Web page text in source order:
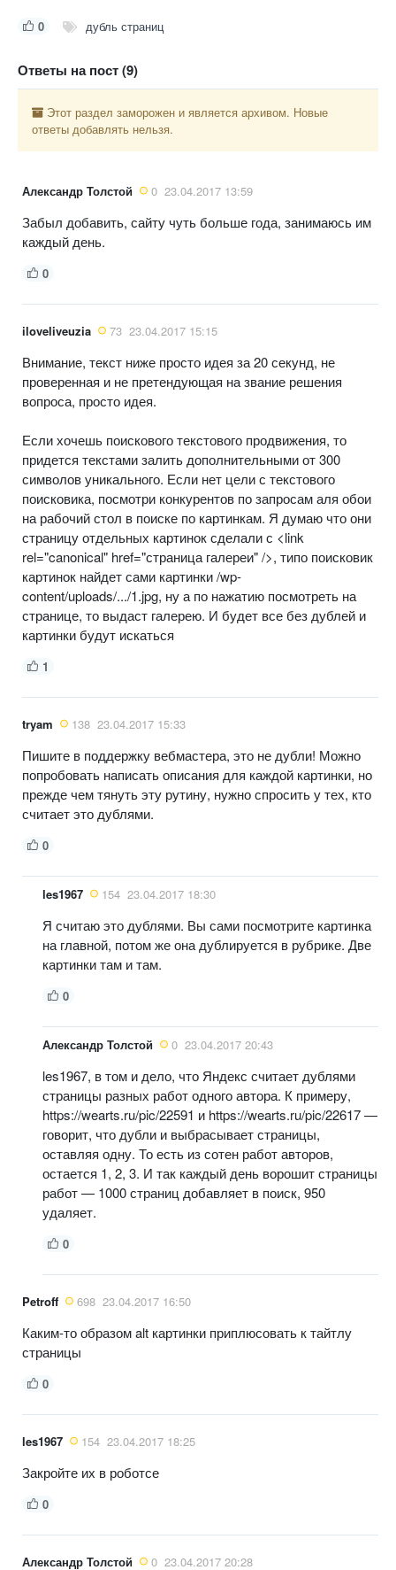
0 дубль страниц
Ответы на пост (9)
Этот раздел заморожен и является архивом. Новые
ответы добавлять нельзя.
Александр Толстой 0 23.04.2017 13:59
Забыл добавить, сайту чуть больше года, занимаюсь им
каждый день.
0
iloveliveuzia 73 23.04.2017 15:15
Внимание, текст ниже просто идея за 20 секунд, не
проверенная и не претендующая на звание решения
вопроса, просто идея.
Если хочешь поискового текстового продвижения, то
придется текстами залить дополнительными от 300
символов уникального. Если нет цели с текстового
поисковика, посмотри конкурентов по запросам аля обои
на рабочий стол в поиске по картинкам. Я думаю что они
страницу отдельных картинок сделали с <link
rel="canonical" href="страница галереи" />, типо поисковик
картинок найдет сами картинки /wp-
content/uploads/.../1.jpg, ну а по нажатию посмотреть на
странице, то выдаст галерею. И будет все без дублей и
картинки будут искаться
1
tryam 138 23.04.2017 15:33
Пишите в поддержку вебмастера, это не дубли! Можно
попробовать написать описания для каждой картинки, но
прежде чем тянуть эту рутину, нужно спросить у тех, кто
считает это дублями.
0
les1967 154 23.04.2017 18:30
Я считаю это дублями. Вы сами посмотрите картинка
на главной, потом же она дублируется в рубрике. Две
картинки там и там.
0
Александр Толстой 0 23.04.2017 20:43
les1967, в том и дело, что Яндекс считает дублями
страницы разных работ одного автора. К примеру,
https://wearts.ru/pic/22591 и https://wearts.ru/pic/22617 —
говорит, что дубли и выбрасывает страницы,
оставляя одну. То есть из сотен работ авторов,
остается 1, 2, 3. И так каждый день ворошит страницы
работ — 1000 страниц добавляет в поиск, 950
удаляет.
0
Petroff 698 23.04.2017 16:50
Каким-то образом alt картинки приплюсовать к тайтлу
страницы
0
les1967 154 23.04.2017 18:25
Закройте их в роботсе
0
Александр Толстой 0 23.04.2017 20:28